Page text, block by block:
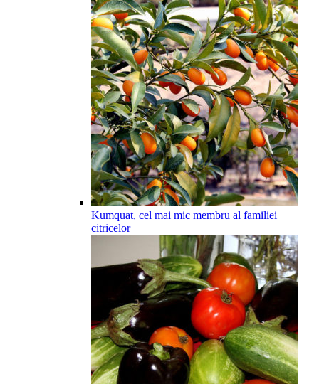
Kumquat, cel mai mic membru al familiei
citricelor